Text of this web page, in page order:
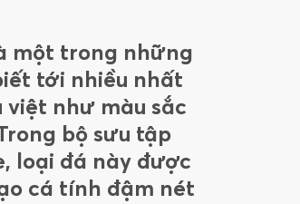
một trong những
tới nhiều nhất
như màu sắc
bộ sưu tập
loại đá này được
cá tính đậm nét